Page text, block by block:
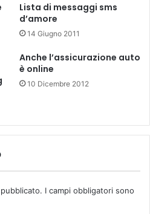
Lista di messaggi sms
d’amore
14 Giugno 2011
Anche l’assicurazione auto
è online
10 Dicembre 2012
I campi obbligatori sono